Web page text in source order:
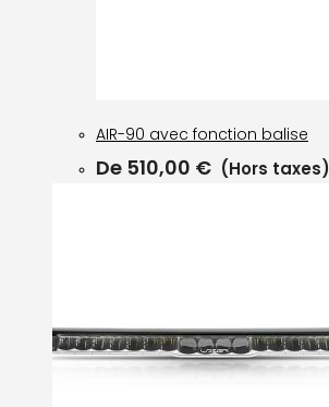
AIR-90 avec fonction balise
De 510,00 € (Hors taxes)